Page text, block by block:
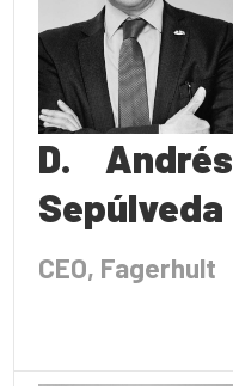
D. Andrés
Sepúlveda
CEO, Fagerhult